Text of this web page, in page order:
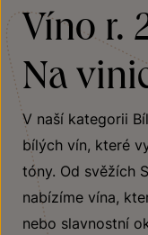
Víno r.
Na
V naší kategorii
bílých vín, které
tóny. Od svěžích
nabízíme vína,
nebo slavnostní